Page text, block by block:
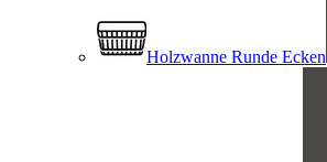
Holzwanne Runde Ecken